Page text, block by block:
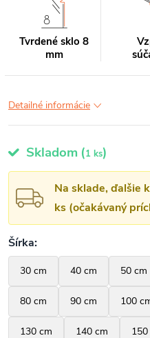
Tvrdené sklo 8
mm
Detailné informácie
Skladom (1 ks)
Na sklade, ďalšie
ks (očakávaný